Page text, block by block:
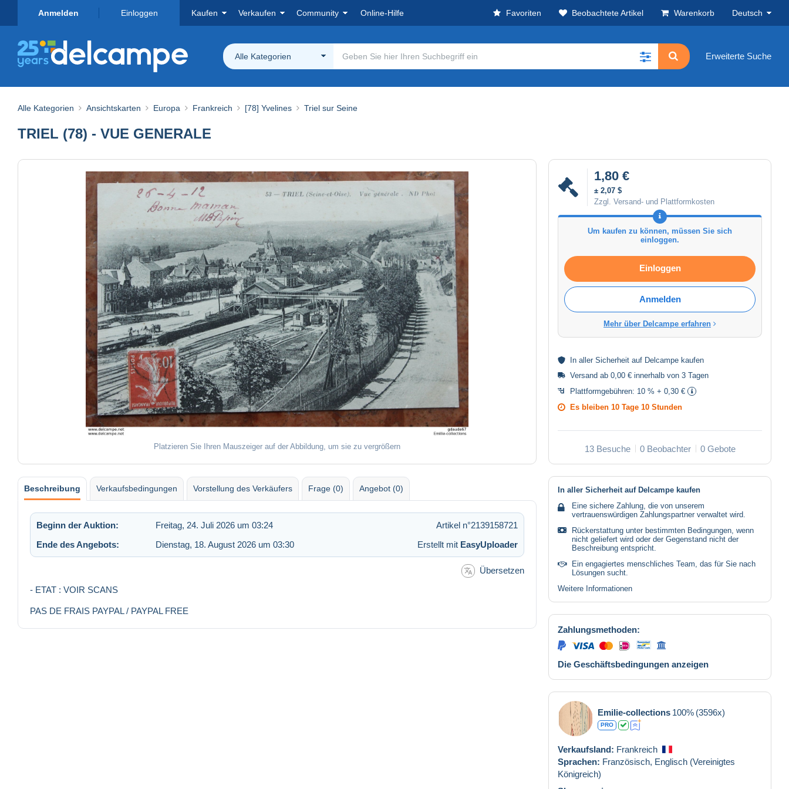
Anmelden Einloggen Kaufen Verkaufen Community Online-Hilfe Favoriten Beobachtete Artikel Warenkorb Deutsch
Alle Kategorien Erweiterte Suche
Alle Kategorien Ansichtskarten Europa Frankreich [78] Yvelines Triel sur Seine
TRIEL (78) - VUE GENERALE
Platzieren Sie Ihren Mauszeiger auf der Abbildung, um sie zu vergrößern
1,80 €
± 2,07 $
Zzgl. Versand- und Plattformkosten
Um kaufen zu können, müssen Sie sich
einloggen.
Einloggen
Anmelden
Mehr über Delcampe erfahren
In aller Sicherheit auf Delcampe kaufen
Versand ab 0,00 € innerhalb von 3 Tagen
Plattformgebühren: 10 % + 0,30 €
Es bleiben 10 Tage 10 Stunden
13 Besuche 0 Beobachter 0 Gebote
Beschreibung Verkaufsbedingungen Vorstellung des Verkäufers Frage (0) Angebot (0)
Beginn der Auktion: Freitag, 24. Juli 2026 um 03:24
Artikel n°2139158721
Ende des Angebots:
Dienstag, 18. August 2026 um 03:30 Erstellt mit EasyUploader
Übersetzen
- ETAT : VOIR SCANS
PAS DE FRAIS PAYPAL / PAYPAL FREE
In aller Sicherheit auf Delcampe kaufen
Eine sichere Zahlung, die von unserem
vertrauenswürdigen Zahlungspartner verwaltet wird.
Rückerstattung unter bestimmten Bedingungen, wenn
nicht geliefert wird oder der Gegenstand nicht der
Beschreibung entspricht.
Ein engagiertes menschliches Team, das für Sie nach
Lösungen sucht.
Weitere Informationen
Zahlungsmethoden:
Die Geschäftsbedingungen anzeigen
Emilie-collections 100% (3596x)
PRO
Verkaufsland: Frankreich
Sprachen: Französisch, Englisch (Vereinigtes
Königreich)